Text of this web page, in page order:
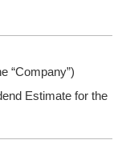
“Company”)
Estimate for the